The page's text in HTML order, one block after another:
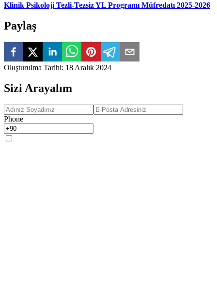
Klinik Psikoloji Tezli-Tezsiz YL Programı Müfredatı 2025-2026
Paylaş
Oluşturulma Tarihi: 18 Aralık 2024
Sizi Arayalım
Phone